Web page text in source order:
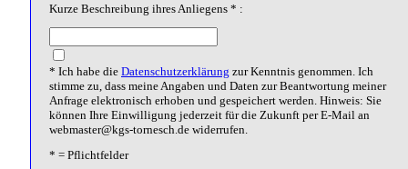
Kurze Beschreibung ihres Anliegens * :
* Ich habe die Datenschutzerklärung zur Kenntnis genommen. Ich
stimme zu, dass meine Angaben und Daten zur Beantwortung meiner
Anfrage elektronisch erhoben und gespeichert werden. Hinweis: Sie
können Ihre Einwilligung jederzeit für die Zukunft per E-Mail an
webmaster@kgs-tornesch.de widerrufen.
* = Pflichtfelder